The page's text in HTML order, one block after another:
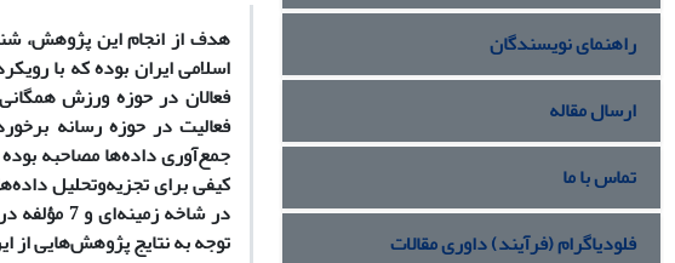
هدف از انجام این پژوهش،
اسلامی ایران بوده که با
فعالان در حوزه ورزش
فعالیت در حوزه رسانه
جمع‌آوری داده‌ها مصاحبه بوده
توجه به نتایج پژوهش‌هایی از
راهنمای نویسندگان
ارسال مقاله
تماس با ما
فلودیاگرام (فرآیند) داوری مقالات